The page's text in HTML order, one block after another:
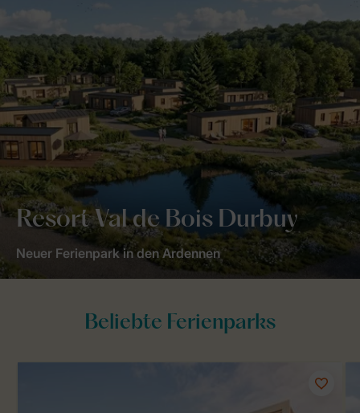
Resort Val de Bois Durbuy
Neuer Ferienpark in den Ardennen